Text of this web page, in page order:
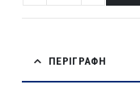
ΠΕΡΙΓΡΑΦΉ